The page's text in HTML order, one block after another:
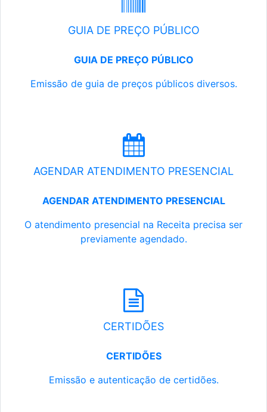
GUIA DE PREÇO PÚBLICO
GUIA DE PREÇO PÚBLICO
Emissão de guia de preços públicos diversos.
AGENDAR ATENDIMENTO PRESENCIAL
AGENDAR ATENDIMENTO PRESENCIAL
O atendimento presencial na Receita precisa ser
previamente agendado.
CERTIDÕES
CERTIDÕES
Emissão e autenticação de certidões.